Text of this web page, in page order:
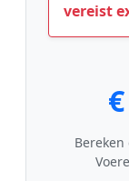
vereist